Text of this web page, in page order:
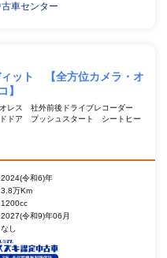
車センター
ット 【全方位カメラ・オ
】
レス 社外前後ドライブレコーダー
ドア プッシュスタート シートヒー
2024(令和6)年
3.8万Km
1200cc
2027(令和9)年06月
なし